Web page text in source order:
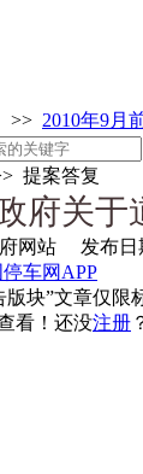
2010年9月
提案答复
府关于
网站 发布日
车网APP
块”文章仅限
看！还没注册